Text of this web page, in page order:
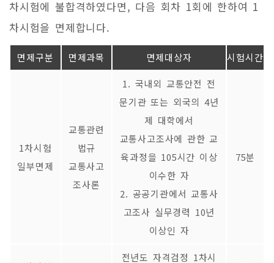
차시험에 불합격하였다면, 다음 회차 1회에 한하여 1
차시험을 면제합니다.
면제구분 면제과목 면제대상자 시험시간
1차시험
일부면제
교통관련
법규
교통사고
조사론
1. 국내외 교통안전 전
문기관 또는 외국의 4년
제 대학에서
교통사고조사에 관한 교
육과정을 105시간 이상
이수한 자
2. 공공기관에서 교통사
고조사 실무경력 10년
이상인 자
75분
전년도 자격검정 1차시